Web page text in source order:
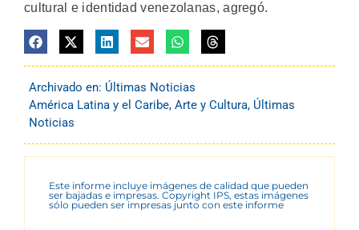
cultural e identidad venezolanas, agregó.
Archivado en: Últimas Noticias
América Latina y el Caribe, Arte y Cultura, Últimas
Noticias
Este informe incluye imágenes de calidad que pueden
ser bajadas e impresas. Copyright IPS, estas imágenes
sólo pueden ser impresas junto con este informe